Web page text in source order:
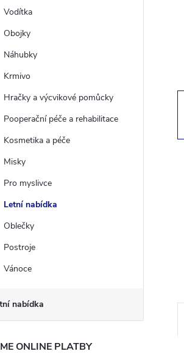
Vodítka
Obojky
Náhubky
Krmivo
Hračky a výcvikové pomůcky
Pooperační péče a rehabilitace
Kosmetika a péče
Misky
Pro myslivce
Letní nabídka
Oblečky
Postroje
Vánoce
nabídka
ONLINE PLATBY